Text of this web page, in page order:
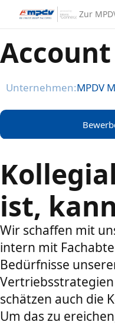
Zur
Unternehmen:MPDV
ist,
Wir schaffen mit
intern mit
Bedürfnisse
schätzen auch die
Um das zu